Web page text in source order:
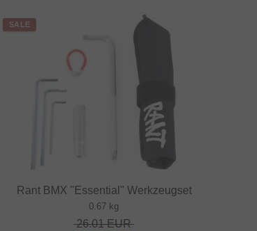
SALE
Rant BMX "Essential" Werkzeugset
0.67 kg
26.01EUR